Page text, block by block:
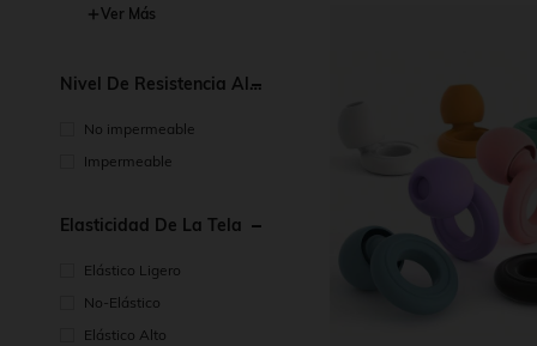
Ver Más
Nivel De Resistencia Al
No impermeable
Impermeable
Elasticidad De La Tela
Elástico Ligero
No-Elástico
Elástico Alto